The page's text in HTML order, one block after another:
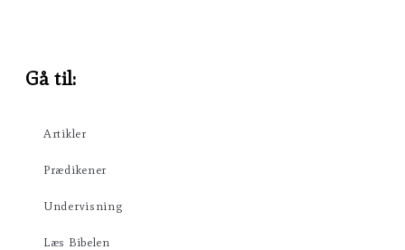
Gå til:
Artikler
Prædikener
Undervisning
Læs Bibelen